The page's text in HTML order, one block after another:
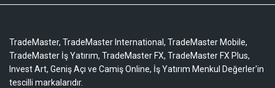
TradeMaster, TradeMaster International, TradeMaster Mobile,
TradeMaster İş Yatırım, TradeMaster FX, TradeMaster FX Plus,
Invest Art, Geniş Açı ve Camiş Online, İş Yatırım Menkul Değerler'in
tescilli markalarıdır.